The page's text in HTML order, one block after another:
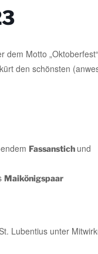
dem Motto
den schönsten
Fassanstich und
Maikönigspaar
Lubentius unter